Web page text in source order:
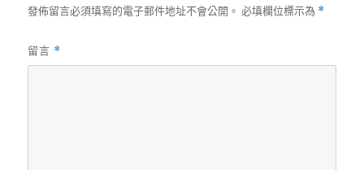
發佈留言必須填寫的電子郵件地址不會公開。 必填欄位標示為 *
留言 *